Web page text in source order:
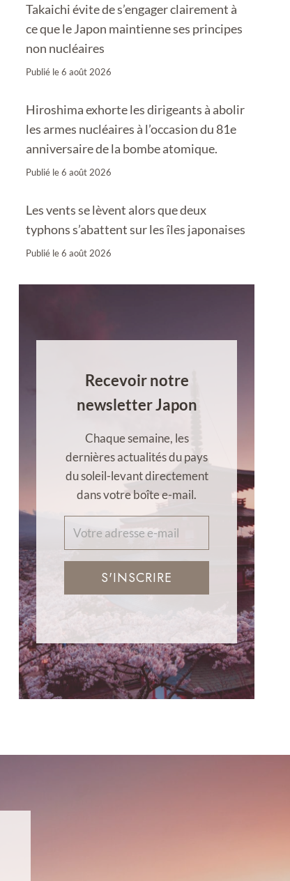
Takaichi évite de s’engager clairement à
ce que le Japon maintienne ses principes
non nucléaires
Publié le6 août 2026
Hiroshima exhorte les dirigeants à abolir
les armes nucléaires à l’occasion du 81e
anniversaire de la bombe atomique.
Publié le6 août 2026
Les vents se lèvent alors que deux
typhons s’abattent sur les îles japonaises
Publié le6 août 2026
Recevoir notre
newsletter Japon
Chaque semaine, les
dernières actualités du pays
du soleil-levant directement
dans votre boîte e-mail.
S'INSCRIRE